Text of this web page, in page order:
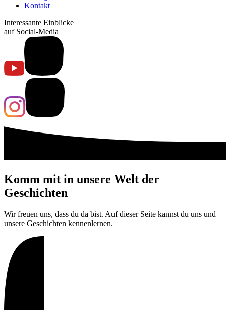
Kontakt
Interessante Einblicke
auf Social-Media
Komm mit in unsere Welt der
Geschichten
Wir freuen uns, dass du da bist. Auf dieser Seite kannst du uns und
unsere Geschichten kennenlernen.